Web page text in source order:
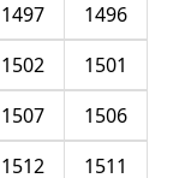
1496
1497
1501
1502
1506
1507
1511
1512